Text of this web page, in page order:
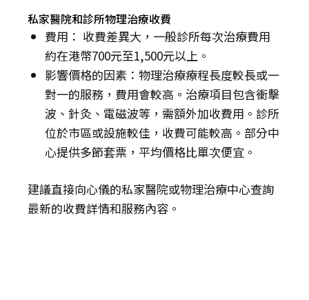
私家醫院和診所物理治療收費
費用： 收費差異大，一般診所每次治療費用
約在港幣700元至1,500元以上。
影響價格的因素：物理治療療程長度較長或一
對一的服務，費用會較高。治療項目包含衝擊
波、針灸、電磁波等，需額外加收費用。診所
位於市區或設施較佳，收費可能較高。部分中
心提供多節套票，平均價格比單次便宜。
建議直接向心儀的私家醫院或物理治療中心查詢
最新的收費詳情和服務內容。